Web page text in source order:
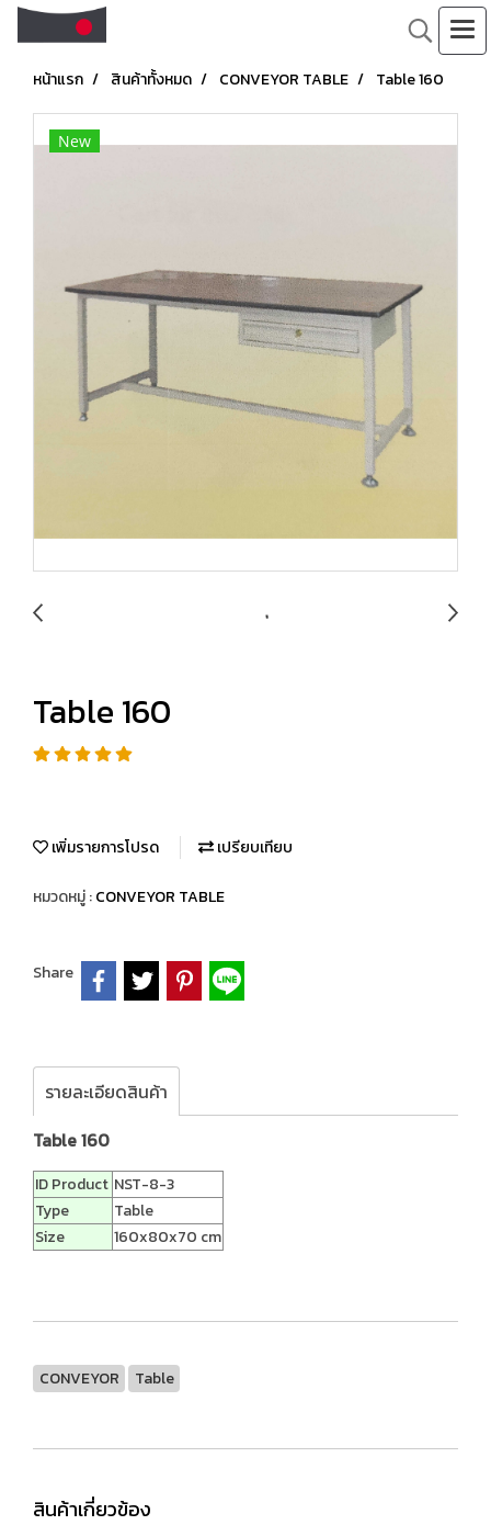
หน้าแรก สินค้าทั้งหมด CONVEYOR TABLE Table 160
New
Table 160
เพิ่มรายการโปรด เปรียบเทียบ
หมวดหมู่ :CONVEYOR TABLE
Share
รายละเอียดสินค้า
Table 160
ID Product NST-8-3
Type
Table
Size
160x80x70 cm
CONVEYOR Table
สินค้าเกี่ยวข้อง